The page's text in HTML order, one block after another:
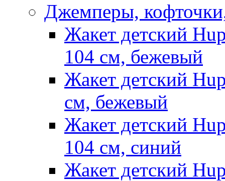
Джемперы,
Жакет детский
104 см, бежевый
Жакет детский
см, бежевый
Жакет детский
104 см, синий
Жакет детский